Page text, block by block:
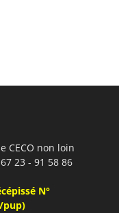
CECO non loin
23 - 91 58 86
N°
pup)